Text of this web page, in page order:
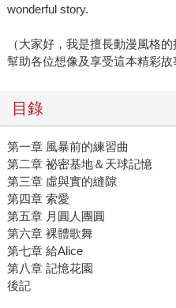
wonderful story.
（大家好，我是擅長動漫風格
幫助各位想像及享受這本精彩故
目錄
第一章 風暴前的練習曲
第二章 祕密基地＆天球記憶
第三章 虛與實的縫隙
第四章 索愛
第五章 月圓人團圓
第六章 裸體歌舞
第七章 給Alice
第八章 記憶花園
後記